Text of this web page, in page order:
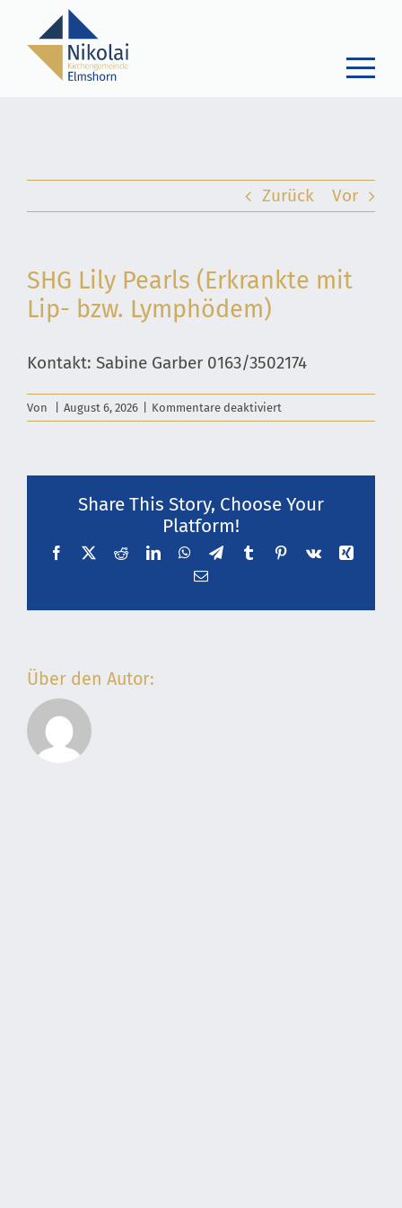
Inhalt
springen
Zurück Vor
SHG Lily Pearls (Erkrankte mit
Lip- bzw. Lymphödem)
Kontakt: Sabine Garber 0163/3502174
Von August 6, 2026 Kommentare deaktiviert
SHG
(Erkrankte
Lip-
Lymphödem)
Share This Story, Choose Your
Platform!
Facebook
X RedditLinkedInWhatsApp
TelegramTumblrPinterest
Vk
Xing
E-
Über den Autor: